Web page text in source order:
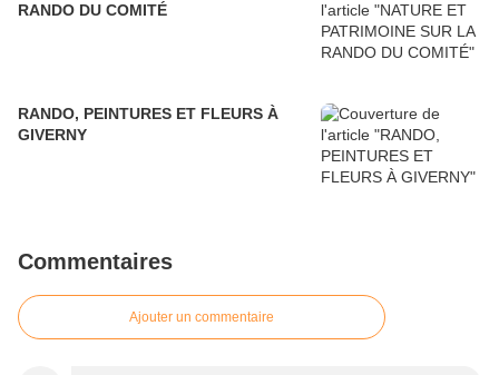
RANDO DU COMITÉ
RANDO, PEINTURES ET FLEURS À
GIVERNY
Commentaires
Ajouter un commentaire